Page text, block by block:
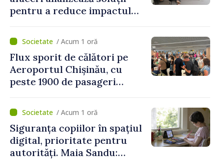
pentru a reduce impactul
asupra economiei
/ Acum 1 oră
Flux sporit de călători pe
Aeroportul Chișinău, cu
peste 1900 de pasageri
de vârf a concediilor
/ Acum 1 oră
Siguranța copiilor în spațiul
digital, prioritate pentru
autorități. Maia Sandu: